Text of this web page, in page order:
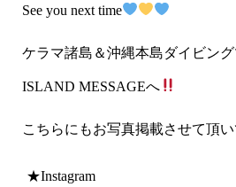
See you next time
ケラマ諸島＆沖縄本島ダイビング
ISLAND MESSAGEへ
こちらにもお写真掲載させて頂
★Instagram